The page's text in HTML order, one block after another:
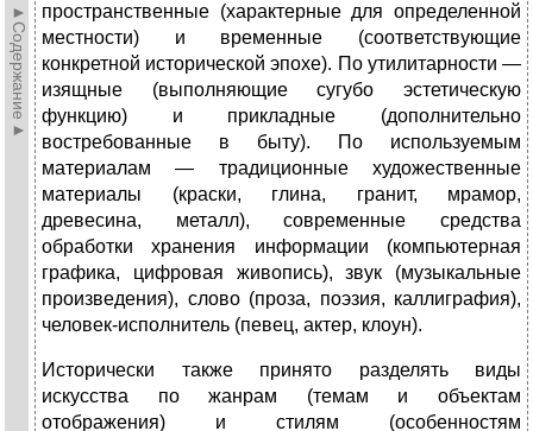
►Содержание►
пространственные (характерные для определенной
местности) и временные (соответствующие
конкретной исторической эпохе). По утилитарности —
изящные (выполняющие сугубо эстетическую
функцию) и прикладные (дополнительно
востребованные в быту). По используемым
материалам — традиционные художественные
материалы (краски, глина, гранит, мрамор,
древесина, металл), современные средства
обработки хранения информации (компьютерная
графика, цифровая живопись), звук (музыкальные
произведения), слово (проза, поэзия, каллиграфия),
человек-исполнитель (певец, актер, клоун).
Исторически также принято разделять виды
искусства по жанрам (темам и объектам
отображения) и стилям (особенностям